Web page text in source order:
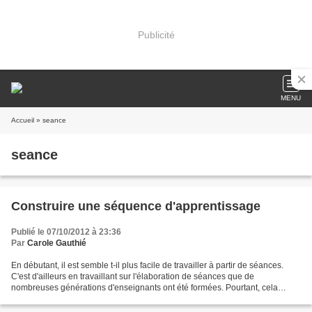
Publicité
MENU
Accueil » seance
seance
Construire une séquence d'apprentissage
Publié le 07/10/2012 à 23:36
Par Carole Gauthié
En débutant, il est semble t-il plus facile de travailler à partir de séances.
C'est d'ailleurs en travaillant sur l'élaboration de séances que de
nombreuses générations d'enseignants ont été formées. Pourtant, cela